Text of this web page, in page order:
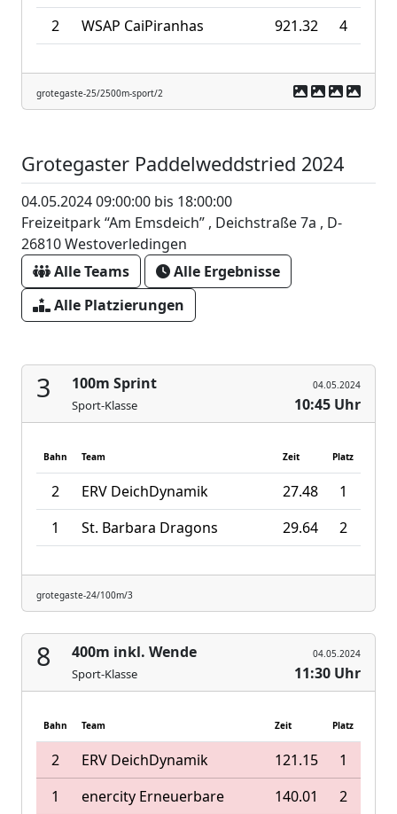
2
WSAP CaiPiranhas 921.32 4
grotegaste-25/2500m-sport/2
Grotegaster Paddelweddstried 2024
04.05.2024 09:00:00 bis 18:00:00
Freizeitpark “Am Emsdeich” , Deichstraße 7a , D-
26810 Westoverledingen
Alle Teams
Alle Ergebnisse
Alle Platzierungen
3 100m Sprint
Sport-Klasse
04.05.2024
10:45 Uhr
Bahn Team Zeit Platz
2 ERV DeichDynamik 27.48
1
1
St. Barbara Dragons 29.64 2
grotegaste-24/100m/3
8 400m inkl. Wende
Sport-Klasse
04.05.2024
11:30 Uhr
Bahn Team Zeit Platz
2 ERV DeichDynamik 121.15
1
1
enercity Erneuerbare 140.01 2